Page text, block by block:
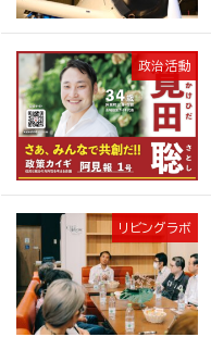
政治活動
リビングラボ